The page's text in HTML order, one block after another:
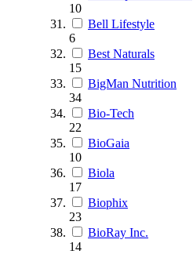
10
Bell Lifestyle
6
Best Naturals
15
BigMan Nutrition
34
Bio-Tech
22
BioGaia
10
Biola
17
Biophix
23
BioRay Inc.
14